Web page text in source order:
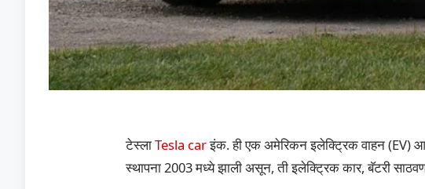
टेस्लाTesla carइंक. ही एक अमेरिकन इलेक्ट्रिक वाहन (EV)
स्थापना 2003 मध्ये झाली असून, ती इलेक्ट्रिक कार, बॅटरी